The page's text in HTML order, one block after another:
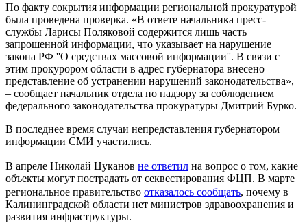
По факту сокрытия информации региональной прокуратурой
была проведена проверка. «В ответе начальника пресс-
службы Ларисы Поляковой содержится лишь часть
запрошенной информации, что указывает на нарушение
закона РФ ''О средствах массовой информации''. В связи с
этим прокурором области в адрес губернатора внесено
представление об устранении нарушений законодательства»,
– сообщает начальник отдела по надзору за соблюдением
федерального законодательства прокуратуры Дмитрий Бурко.
В последнее время случаи непредставления губернатором
информации СМИ участились.
В апреле Николай Цуканов не ответил на вопрос о том, какие
объекты могут пострадать от секвестирования ФЦП. В марте
региональное правительство отказалось сообщать, почему в
Калининградской области нет министров здравоохранения и
развития инфраструктуры.